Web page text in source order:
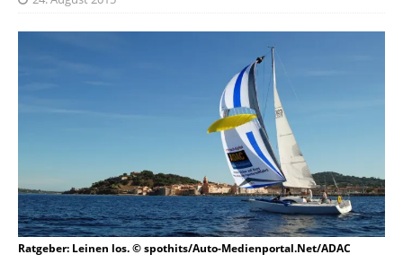
Ratgeber: Leinen los. © spothits/Auto-Medienportal.Net/ADAC